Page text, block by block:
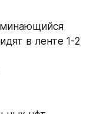
в ленте 1-2